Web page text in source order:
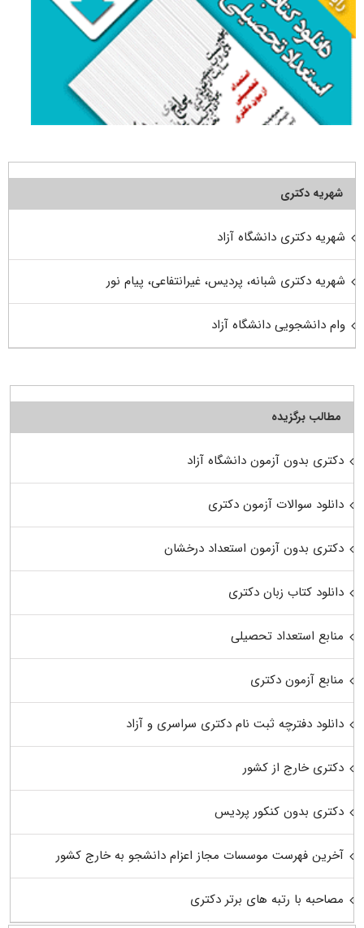
شهریه دکتری
شهریه دکتری دانشگاه آزاد
شهریه دکتری شبانه، پردیس، غیرانتفاعی، پیام نور
وام دانشجویی دانشگاه آزاد
مطالب برگزیده
دکتری بدون آزمون دانشگاه آزاد
دانلود سوالات آزمون دکتری
دکتری بدون آزمون استعداد درخشان
دانلود کتاب زبان دکتری
منابع استعداد تحصیلی
منابع آزمون دکتری
دانلود دفترچه ثبت نام دکتری سراسری و آزاد
دکتری خارج از کشور
دکتری بدون کنکور پردیس
آخرین فهرست موسسات مجاز اعزام دانشجو به خارج کشور
مصاحبه با رتبه های برتر دکتری